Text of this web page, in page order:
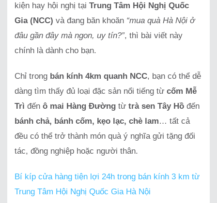
kiện hay hội nghị tại Trung Tâm Hội Nghị Quốc
Gia (NCC) và đang băn khoăn “mua quà Hà Nội ở
đâu gần đây mà ngon, uy tín?”, thì bài viết này
chính là dành cho bạn.
Chỉ trong bán kính 4km quanh NCC, bạn có thể dễ
dàng tìm thấy đủ loại đặc sản nổi tiếng từ cốm Mễ
Trì đến ô mai Hàng Đường từ trà sen Tây Hồ đến
bánh chả, bánh cốm, kẹo lạc, chè lam… tất cả
đều có thể trở thành món quà ý nghĩa gửi tặng đối
tác, đồng nghiệp hoặc người thân.
Bí kíp cửa hàng tiện lợi 24h trong bán kính 3 km từ
Trung Tâm Hội Nghị Quốc Gia Hà Nội